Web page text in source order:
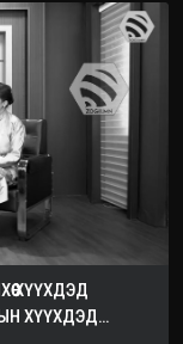
ХҮҮХДЭД
ХҮҮХДЭД